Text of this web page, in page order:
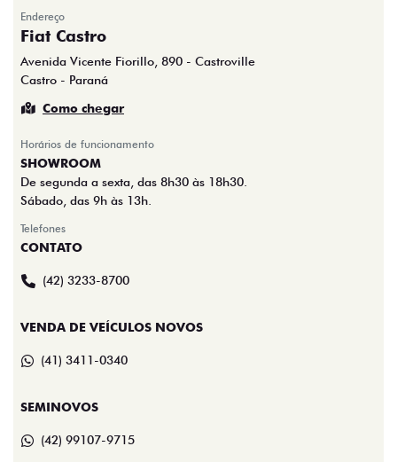
Endereço
Fiat Castro
Avenida Vicente Fiorillo, 890 - Castroville
Castro - Paraná
Como chegar
Horários de funcionamento
SHOWROOM
De segunda a sexta, das 8h30 às 18h30.
Sábado, das 9h às 13h.
Telefones
CONTATO
(42) 3233-8700
VENDA DE VEÍCULOS NOVOS
(41) 3411-0340
SEMINOVOS
(42) 99107-9715